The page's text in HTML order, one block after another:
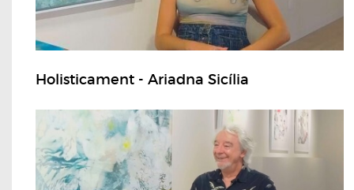
Holisticament - Ariadna Sicília